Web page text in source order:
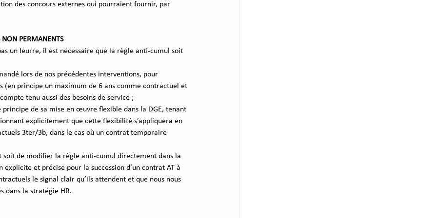
des concours externes qui pourraient fournir, par
PERMANENTS
un leurre, il est nécessaire que la règle anti-cumul soit
lors de nos précédentes interventions, pour
(en principe un maximum de 6 ans comme contractuel et
tenu aussi des besoins de service ;
de sa mise en œuvre flexible dans la DGE, tenant
explicitement que cette flexibilité s’appliquera en
3ter/3b, dans le cas où un contrat temporaire
soit de modifier la règle anti-cumul directement dans la
et précise pour la succession d’un contrat AT à
le signal clair qu’ils attendent et que nous nous
dans la stratégie HR.